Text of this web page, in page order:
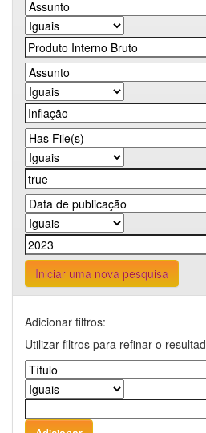
Iniciar uma nova pesquisa
Adicionar filtros:
Utilizar filtros para refinar o